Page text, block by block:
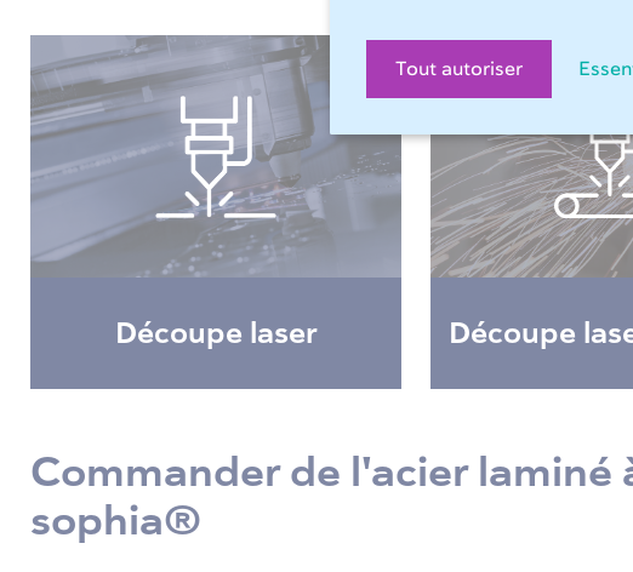
Tout autoriser
Découpe laser Découpe
Commander de l'acier
sophia®